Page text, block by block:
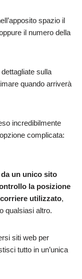
spazio il
il numero della
sulla
quando arriverà
incredibilmente
complicata:
da un unico sito
la posizione
utilizzato,
qualsiasi altro.
siti web per
tutto in un’unica